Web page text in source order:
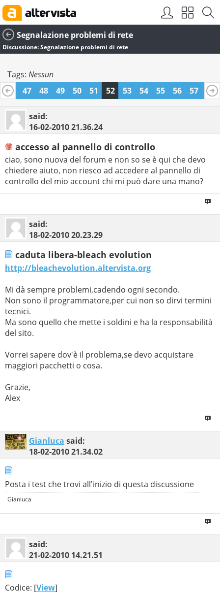
Segnalazione problemi di rete
Discussione:Segnalazione problemi di rete
Tags: Nessun
46
47 48 49 50 51 52 53 54 55 56 57
58
70
71
said:
16-02-201021.36.24
accesso al pannello di controllo
ciao, sono nuova del forum e non so se è qui che devo
chiedere aiuto, non riesco ad accedere al pannello di
controllo del mio account chi mi può dare una mano?
said:
18-02-201020.23.29
caduta libera-bleach evolution
http://bleachevolution.altervista.org
Mi dà sempre problemi,cadendo ogni secondo.
Non sono il programmatore,per cui non so dirvi termini
tecnici.
Ma sono quello che mette i soldini e ha la responsabilità
del sito.
Vorrei sapere dov'è il problema,se devo acquistare
maggiori pacchetti o cosa.
Grazie,
Alex
Gianluca said:
18-02-201021.34.02
Posta i test che trovi all'inizio di questa discussione
Gianluca
said:
21-02-2010 14.21.51
Codice: [View]